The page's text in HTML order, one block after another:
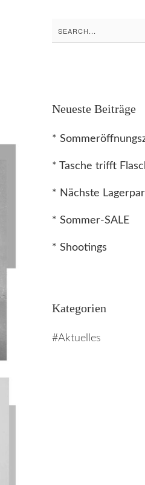
Search
for:
Neueste Beiträge
*
* Tasche trifft
* Nächste
* Sommer-SALE
* Shootings
Kategorien
Aktuelles